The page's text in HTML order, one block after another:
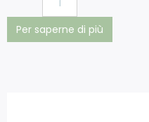
Per saperne di più